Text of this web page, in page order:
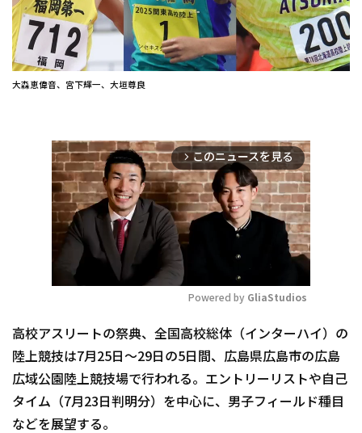
大森恵偉音、宮下輝一、大垣尊良
arrow_forward_ios このニュースを見る
Mute
Powered by GliaStudios
高校アスリートの祭典、全国高校総体（インターハイ）の
陸上競技は7月25日～29日の5日間、広島県広島市の広島
広域公園陸上競技場で行われる。エントリーリストや自己
タイム（7月23日判明分）を中心に、男子フィールド種目
などを展望する。